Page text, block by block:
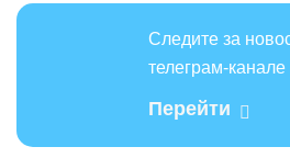
Следите за
телеграм-канале
Перейти